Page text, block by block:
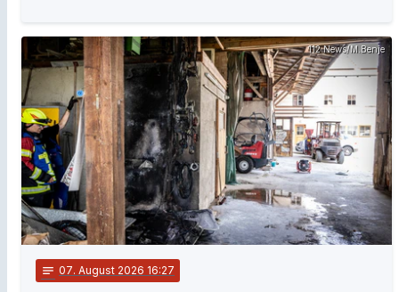
112 News/M.Benje
notes 07. August 2026 16:27